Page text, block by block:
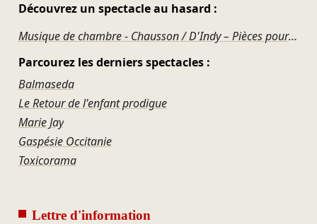
Découvrez un spectacle au hasard :
Musique de chambre - Chausson / D'Indy – Pièces pour quatuor à cordes
Parcourez les derniers spectacles :
Balmaseda
Le Retour de l'enfant prodigue
Marie Jay
Gaspésie Occitanie
Toxicorama
Lettre d'information